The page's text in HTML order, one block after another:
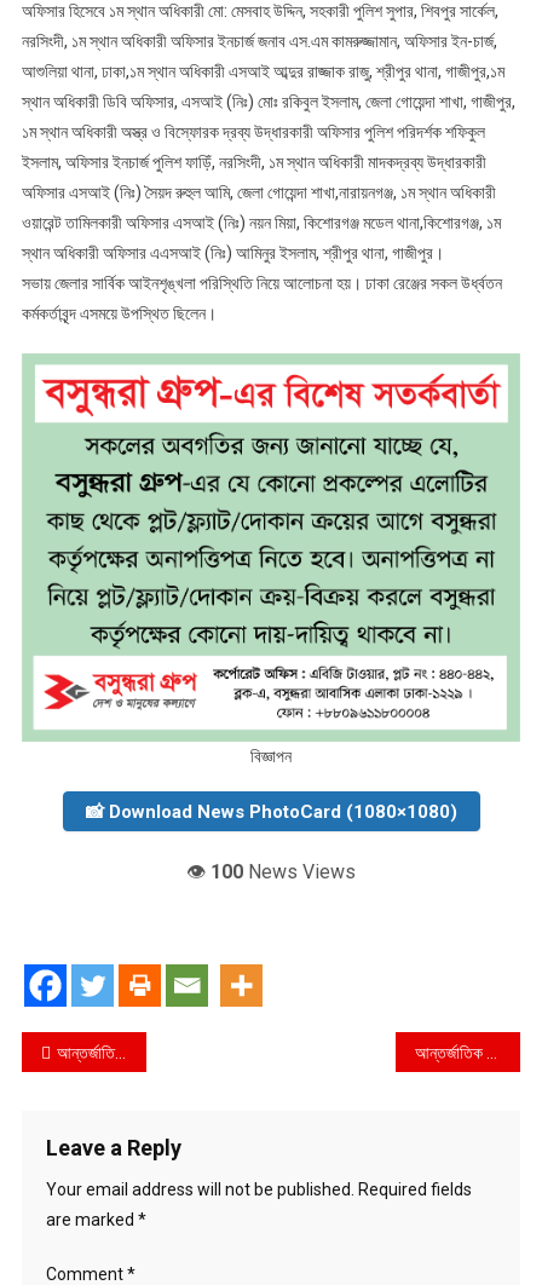
অফিসার হিসেবে ১ম স্থান অধিকারী মো: মেসবাহ উদ্দিন, সহকারী পুলিশ সুপার, শিবপুর সার্কেল,
নরসিংদী, ১ম স্থান অধিকারী অফিসার ইনচার্জ জনাব এস.এম কামরুজ্জামান, অফিসার ইন-চার্জ,
আশুলিয়া থানা, ঢাকা,১ম স্থান অধিকারী এসআই আব্দুর রাজ্জাক রাজু, শ্রীপুর থানা, গাজীপুর,১ম
স্থান অধিকারী ডিবি অফিসার, এসআই (নিঃ) মোঃ রকিবুল ইসলাম, জেলা গোয়েন্দা শাখা, গাজীপুর,
১ম স্থান অধিকারী অস্ত্র ও বিস্ফোরক দ্রব্য উদ্ধারকারী অফিসার পুলিশ পরিদর্শক শফিকুল
ইসলাম, অফিসার ইনচার্জ পুলিশ ফাড়িঁ, নরসিংদী, ১ম স্থান অধিকারী মাদকদ্রব্য উদ্ধারকারী
অফিসার এসআই (নিঃ) সৈয়দ রুহুল আমি, জেলা গোয়েন্দা শাখা,নারায়নগঞ্জ, ১ম স্থান অধিকারী
ওয়ারেন্ট তামিলকারী অফিসার এসআই (নিঃ) নয়ন মিয়া, কিশোরগঞ্জ মডেল থানা,কিশোরগঞ্জ, ১ম
স্থান অধিকারী অফিসার এএসআই (নিঃ) আমিনুর ইসলাম, শ্রীপুর থানা, গাজীপুর।
সভায় জেলার সার্বিক আইনশৃঙ্খলা পরিস্থিতি নিয়ে আলোচনা হয়। ঢাকা রেঞ্জের সকল উর্ধ্বতন
কর্মকর্তাবৃন্দ এসময়ে উপস্থিত ছিলেন।
বিজ্ঞাপন
📸 Download News PhotoCard (1080×1080)
👁️ 100 News Views
Post
আন্তর্জাতিক মাতৃভাষা দিবস ২০২৩ পালন নির্বিঘ্ন করতে ঢাকা দক্ষিণ সিটি করপোরেশনের নানা আয়োজন আন্তর্জাতিক মাতৃভাষা দিবসকে ঘিরে কোনো ধরনের হামলার আশঙ্কা নেই – ডিজি র‍্যাব
Leave a Reply
Your email address will not be published. Required fields
are marked *
Comment*